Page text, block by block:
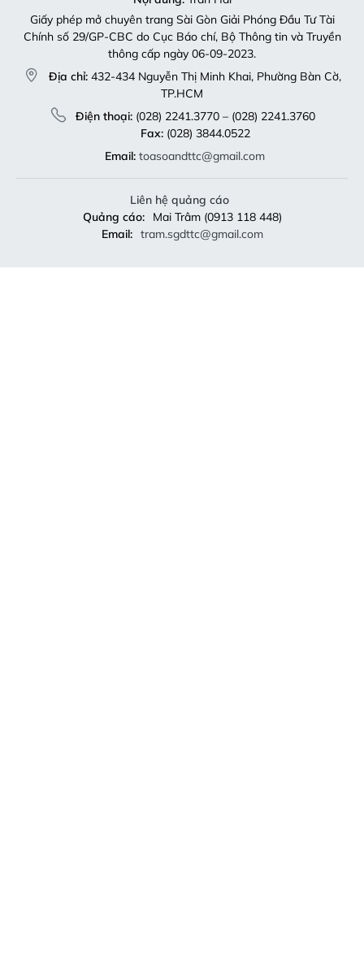
Giấy phép mở chuyên trang Sài Gòn Giải Phóng Đầu Tư Tài
Chính số 29/GP-CBC do Cục Báo chí, Bộ Thông tin và Truyền
thông cấp ngày 06-09-2023.
Địa chỉ: 432-434 Nguyễn Thị Minh Khai, Phường Bàn Cờ,
TP.HCM
Điện thoại:(028) 2241.3770 – (028) 2241.3760
Fax:(028) 3844.0522
Email: toasoandttc@gmail.com
Liên hệ quảng cáo
Quảng cáo:
Mai Trâm (0913 118 448)
Email: tram.sgdttc@gmail.com